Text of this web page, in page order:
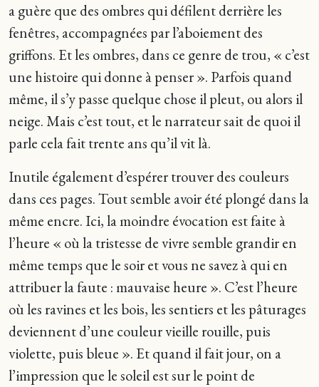
a guère que des ombres qui défilent derrière les
fenêtres, accompagnées par l’aboiement des
griffons. Et les ombres, dans ce genre de trou, « c’est
une histoire qui donne à penser ». Parfois quand
même, il s’y passe quelque chose il pleut, ou alors il
neige. Mais c’est tout, et le narrateur sait de quoi il
parle cela fait trente ans qu’il vit là.
Inutile également d’espérer trouver des couleurs
dans ces pages. Tout semble avoir été plongé dans la
même encre. Ici, la moindre évocation est faite à
l’heure « où la tristesse de vivre semble grandir en
même temps que le soir et vous ne savez à qui en
attribuer la faute : mauvaise heure ». C’est l’heure
où les ravines et les bois, les sentiers et les pâturages
deviennent d’une couleur vieille rouille, puis
violette, puis bleue ». Et quand il fait jour, on a
l’impression que le soleil est sur le point de